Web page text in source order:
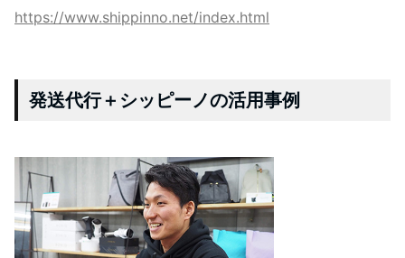
https://www.shippinno.net/index.html
発送代行＋シッピーノの活用事例